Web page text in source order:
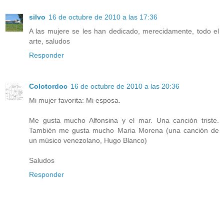
silvo 16 de octubre de 2010 a las 17:36
A las mujere se les han dedicado, merecidamente, todo el
arte, saludos
Responder
Colotordoc 16 de octubre de 2010 a las 20:36
Mi mujer favorita: Mi esposa.
Me gusta mucho Alfonsina y el mar. Una canción triste.
También me gusta mucho Maria Morena (una canción de
un músico venezolano, Hugo Blanco)
Saludos
Responder